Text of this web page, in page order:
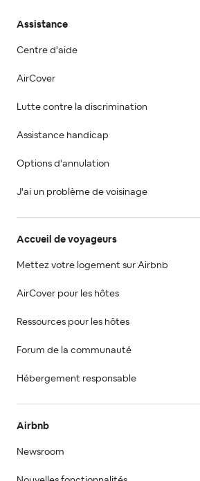
Assistance
Centre d'aide
AirCover
Lutte contre la discrimination
Assistance handicap
Options d'annulation
J'ai un problème de voisinage
Accueil de voyageurs
Mettez votre logement sur Airbnb
AirCover pour les hôtes
Ressources pour les hôtes
Forum de la communauté
Hébergement responsable
Airbnb
Newsroom